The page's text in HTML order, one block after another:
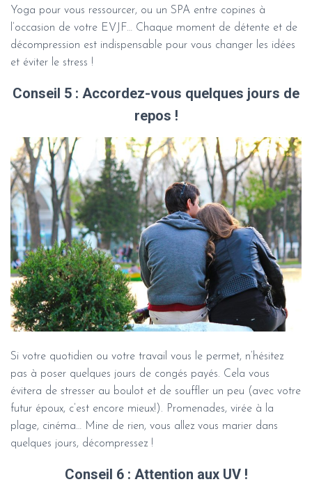
Yoga pour vous ressourcer, ou un SPA entre copines à
l’occasion de votre EVJF… Chaque moment de détente et de
décompression est indispensable pour vous changer les idées
et éviter le stress !
Conseil 5 : Accordez-vous quelques jours de
repos !
Si votre quotidien ou votre travail vous le permet, n’hésitez
pas à poser quelques jours de congés payés. Cela vous
évitera de stresser au boulot et de souffler un peu (avec votre
futur époux, c’est encore mieux!). Promenades, virée à la
plage, cinéma… Mine de rien, vous allez vous marier dans
quelques jours, décompressez !
Conseil 6 : Attention aux UV !